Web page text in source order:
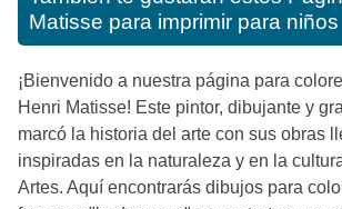
Matisse para imprimir para niños
¡Bienvenido a nuestra página para
Henri Matisse! Este pintor, dibujante y
marcó la historia del arte con sus obras
inspiradas en la naturaleza y en la
Artes. Aquí encontrarás dibujos para